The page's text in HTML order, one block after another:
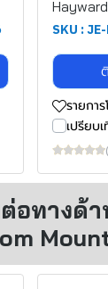
Hayward
SKU :
รายกา
เปรียบ
อทางด้า